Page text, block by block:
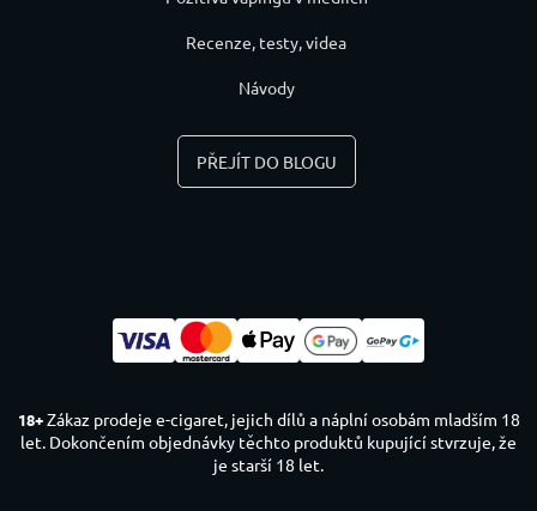
Recenze, testy, videa
Návody
PŘEJÍT DO BLOGU
18+Zákaz prodeje e-cigaret, jejich dílů a náplní osobám mladším 18
let. Dokončením objednávky těchto produktů kupující stvrzuje, že
je starší 18 let.